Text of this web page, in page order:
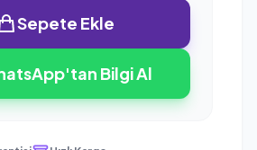
Sepete Ekle
Bilgi Al